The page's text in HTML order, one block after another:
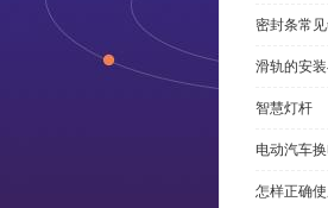
密封条常
滑轨的安
智慧灯杆
电动汽车
怎样正确